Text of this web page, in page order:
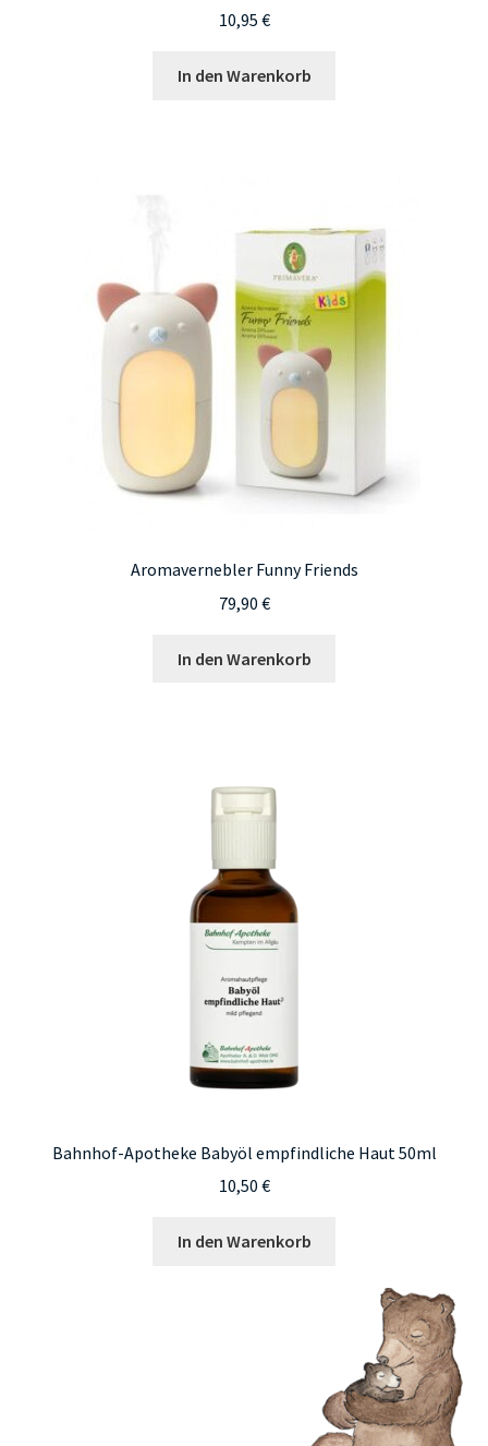
10,95 €
In den Warenkorb
Aromavernebler Funny Friends
79,90 €
In den Warenkorb
Bahnhof-Apotheke Babyöl empfindliche Haut 50ml
10,50 €
In den Warenkorb